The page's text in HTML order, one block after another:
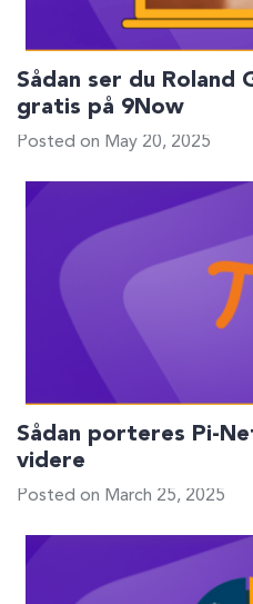
Sådan ser du Roland
gratis på 9Now
Posted on May 20, 2025
Sådan porteres Pi-
videre
Posted on March 25, 2025